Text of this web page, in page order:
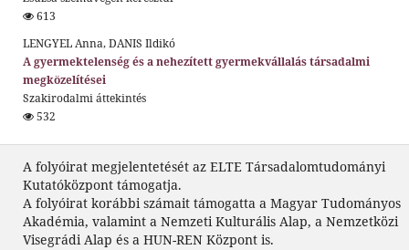
613
LENGYEL Anna, DANIS Ildikó
A gyermektelenség és a nehezített gyermekvállalás társadalmi
megközelítései
Szakirodalmi áttekintés
532
A folyóirat megjelentetését az ELTE Társadalomtudományi
Kutatóközpont támogatja.
A folyóirat korábbi számait támogatta a Magyar Tudományos
Akadémia, valamint a Nemzeti Kulturális Alap, a Nemzetközi
Visegrádi Alap és a HUN-REN Központ is.